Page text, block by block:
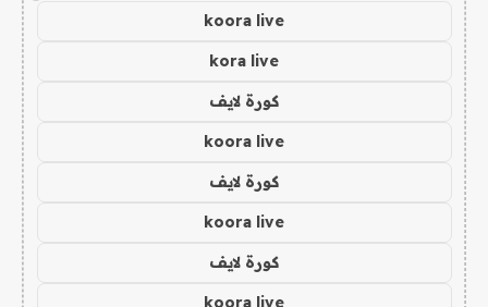
koora live
kora live
كورة لايف
koora live
كورة لايف
koora live
كورة لايف
koora live